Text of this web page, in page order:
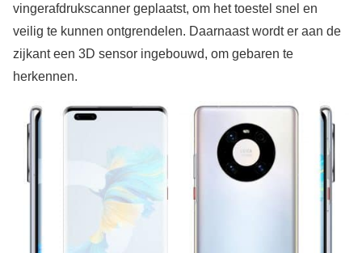
vingerafdrukscanner geplaatst, om het toestel snel en
veilig te kunnen ontgrendelen. Daarnaast wordt er aan de
zijkant een 3D sensor ingebouwd, om gebaren te
herkennen.